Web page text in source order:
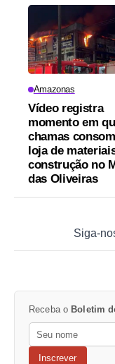
Amazonas
Vídeo registra
momento em
chamas
loja de
construção no
das Oliveiras
Siga-
Receba o Boletim
Inscrever